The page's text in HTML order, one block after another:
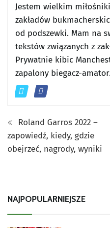
Jestem wielkim
zakładów
od podszewki. Mam na
tekstów związanych z
Prywatnie kibic
zapalony biegacz-amator.
Roland Garros 2022 –
zapowiedź, kiedy, gdzie
obejrzeć, nagrody, wyniki
NAJPOPULARNIEJSZE